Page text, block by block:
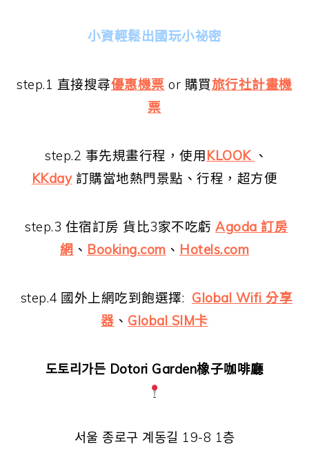
小資輕鬆出國玩小祕密
step.1 直接搜尋優惠機票 or 購買旅行社計畫機
票
step.2 事先規畫行程，使用KLOOK 、
KKday 訂購當地熱門景點、行程，超方便
step.3 住宿訂房 貨比3家不吃虧Agoda 訂房
網 、 Booking.com 、 Hotels.com
step.4 國外上網吃到飽選擇: Global Wifi 分享
器 、 Global SIM卡
도토리가든 Dotori Garden橡子咖啡廳
서울 종로구 계동길 19-8 1층